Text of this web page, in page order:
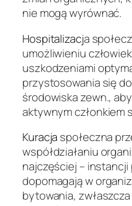
nie mogą wyrównać.
Hospitalizacja
umożliwieniu
uszkodzeniami
przystosowania się
środowiska zewn.,
aktywnym członkiem
Kuracja społeczna
współdziałaniu
najczęściej –
dopomagają w
bytowania,